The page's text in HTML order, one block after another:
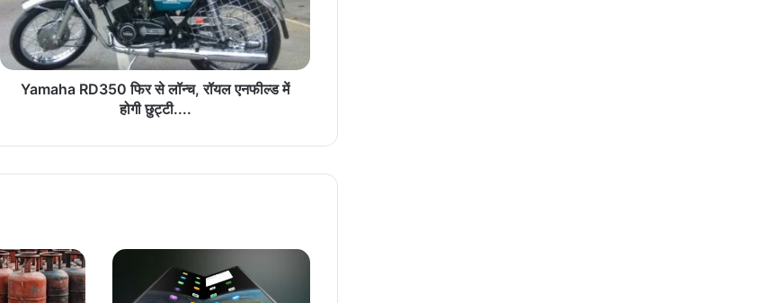
एनफील्ड
होगी
छुट्टी....Yamaha RD350 फिर से लॉन्च, रॉयल एनफील्ड में
होगी छुट्टी....